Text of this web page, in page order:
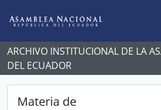
ARCHIVO INSTITUCIONAL DE LA
DEL ECUADOR
Materia de